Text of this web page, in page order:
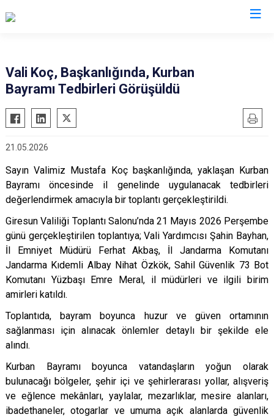
Vali Koç, Başkanlığında, Kurban
Bayramı Tedbirleri Görüşüldü
21.05.2026
Sayın Valimiz Mustafa Koç başkanlığında, yaklaşan Kurban
Bayramı öncesinde il genelinde uygulanacak tedbirleri
değerlendirmek amacıyla bir toplantı gerçekleştirildi.
Giresun Valiliği Toplantı Salonu’nda 21 Mayıs 2026 Perşembe
günü gerçekleştirilen toplantıya; Vali Yardımcısı Şahin Bayhan,
İl Emniyet Müdürü Ferhat Akbaş, İl Jandarma Komutanı
Jandarma Kıdemli Albay Nihat Özkök, Sahil Güvenlik 73 Bot
Komutanı Yüzbaşı Emre Meral, il müdürleri ve ilgili birim
amirleri katıldı.
Toplantıda, bayram boyunca huzur ve güven ortamının
sağlanması için alınacak önlemler detaylı bir şekilde ele
alındı.
Kurban Bayramı boyunca vatandaşların yoğun olarak
bulunacağı bölgeler, şehir içi ve şehirlerarası yollar, alışveriş
ve eğlence mekânları, yaylalar, mezarlıklar, mesire alanları,
ibadethaneler, otogarlar ve umuma açık alanlarda güvenlik